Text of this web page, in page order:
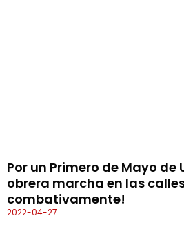
Por un Primero de Mayo de
obrera marcha en las
combativamente!
2022-04-27